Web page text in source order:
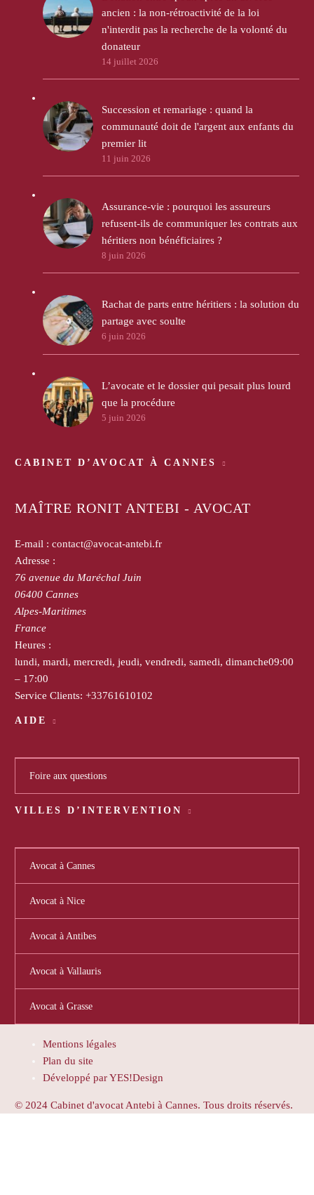
ancien : la non-rétroactivité de la loi
n'interdit pas la recherche de la volonté du
donateur
14 juillet 2026
Succession et remariage : quand la
communauté doit de l'argent aux enfants du
premier lit
11 juin 2026
Assurance-vie : pourquoi les assureurs
refusent-ils de communiquer les contrats aux
héritiers non bénéficiaires ?
8 juin 2026
Rachat de parts entre héritiers : la solution du
partage avec soulte
6 juin 2026
L’avocate et le dossier qui pesait plus lourd
que la procédure
5 juin 2026
CABINET D’AVOCAT À CANNES
MAÎTRE RONIT ANTEBI - AVOCAT
E-mail : contact@avocat-antebi.fr
Adresse :
76 avenue du Maréchal Juin
06400 Cannes
Alpes-Maritimes
France
Heures :
lundi, mardi, mercredi, jeudi, vendredi, samedi, dimanche09:00
– 17:00
Service Clients: +33761610102
AIDE
Foire aux questions
VILLES D’INTERVENTION
Avocat à Cannes
Avocat à Nice
Avocat à Antibes
Avocat à Vallauris
Avocat à Grasse
Mentions légales
Plan du site
Développé par YES!Design
© 2024 Cabinet d'avocat Antebi à Cannes. Tous droits réservés.